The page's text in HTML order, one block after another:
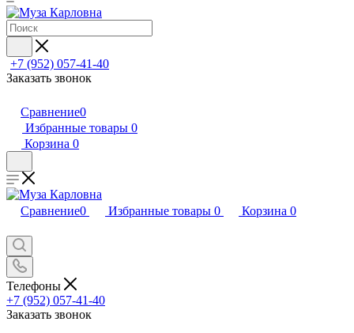
+7 (952) 057-41-40
Заказать звонок
Сравнение0
Избранные товары 0
Корзина 0
Сравнение0 Избранные товары 0 Корзина 0
Телефоны
+7 (952) 057-41-40
Заказать звонок